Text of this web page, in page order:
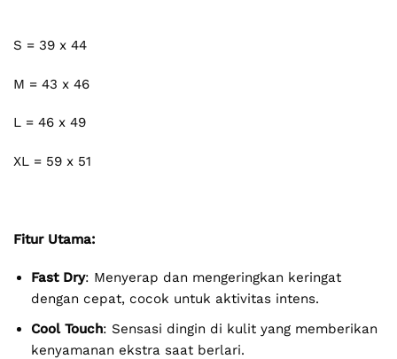
S = 39 x 44
M = 43 x 46
L = 46 x 49
XL = 59 x 51
Fitur Utama:
Fast Dry: Menyerap dan mengeringkan keringat
dengan cepat, cocok untuk aktivitas intens.
Cool Touch: Sensasi dingin di kulit yang memberikan
kenyamanan ekstra saat berlari.